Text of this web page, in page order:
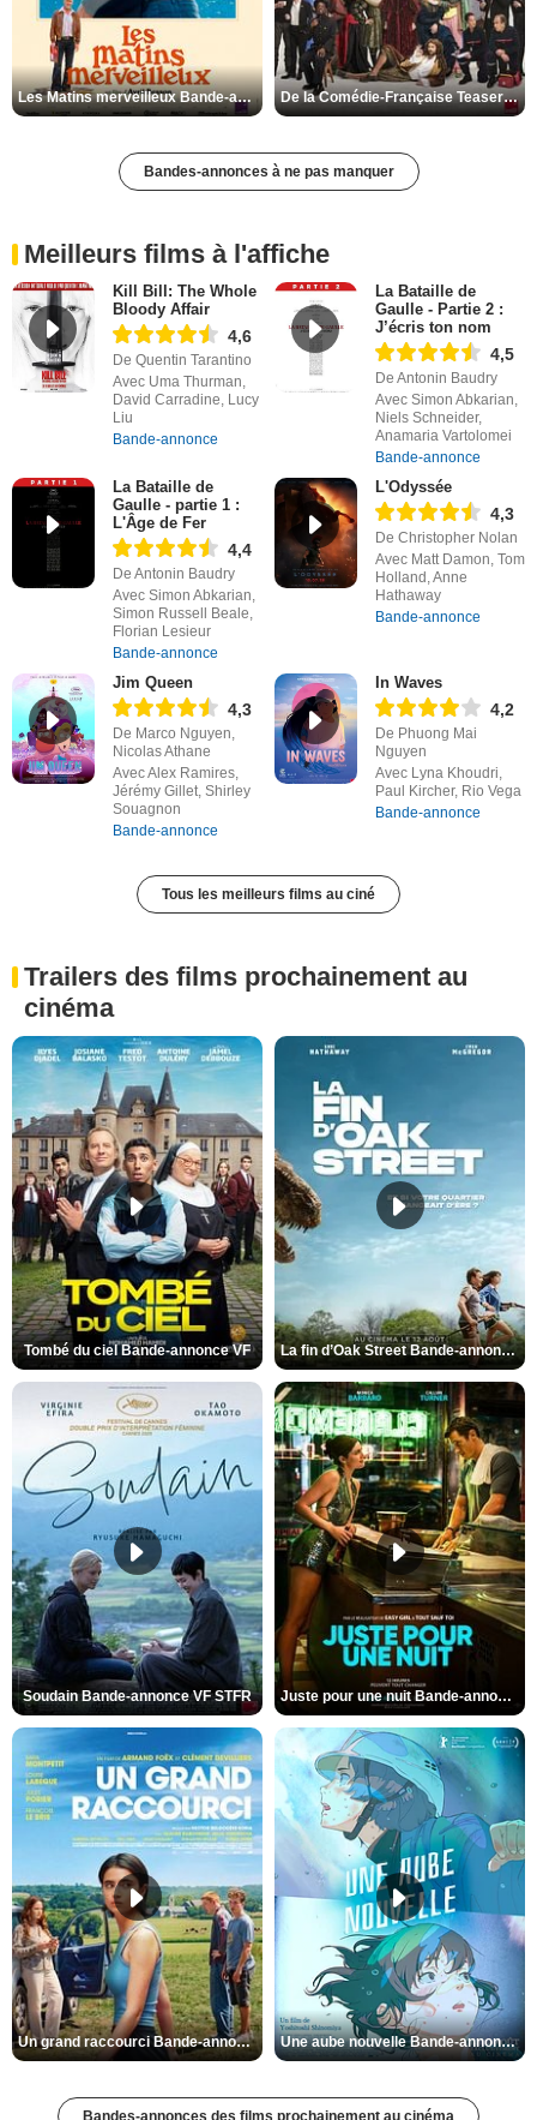
Les Matins merveilleux Bande-annonce VF De la Comédie-Française Teaser VF
Bandes-annonces à ne pas manquer
Meilleurs films à l'affiche
Kill Bill: The Whole
Bloody Affair
4,6
De Quentin Tarantino
Avec Uma Thurman,
David Carradine, Lucy
Liu
Bande-annonce
La Bataille de
Gaulle - Partie 2 :
J’écris ton nom
4,5
De Antonin Baudry
Avec Simon Abkarian,
Niels Schneider,
Anamaria Vartolomei
Bande-annonce
La Bataille de
Gaulle - partie 1 :
L'Âge de Fer
4,4
De Antonin Baudry
Avec Simon Abkarian,
Simon Russell Beale,
Florian Lesieur
Bande-annonce
L'Odyssée
4,3
De Christopher Nolan
Avec Matt Damon, Tom
Holland, Anne
Hathaway
Bande-annonce
Jim Queen
4,3
De Marco Nguyen,
Nicolas Athane
Avec Alex Ramires,
Jérémy Gillet, Shirley
Souagnon
Bande-annonce
In Waves
4,2
De Phuong Mai
Nguyen
Avec Lyna Khoudri,
Paul Kircher, Rio Vega
Bande-annonce
Tous les meilleurs films au ciné
Trailers des films prochainement au
cinéma
Tombé du ciel Bande-annonce VF La fin d’Oak Street Bande-annonce VO STFR
Soudain Bande-annonce VF STFR Juste pour une nuit Bande-annonce VO STFR
Un grand raccourci Bande-annonce VF Une aube nouvelle Bande-annonce VO STFR
Bandes-annonces des films prochainement au cinéma